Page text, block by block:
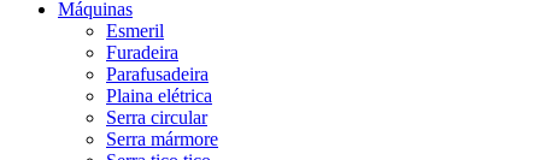
Máquinas
Esmeril
Furadeira
Parafusadeira
Plaina elétrica
Serra circular
Serra mármore